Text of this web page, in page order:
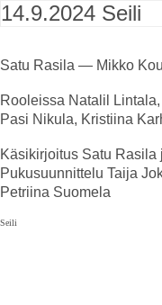
14.9.2024 Seili
Satu Rasila — Mikko
Rooleissa Natalil
Pasi Nikula, Kristiina
Käsikirjoitus Satu Rasila
Pukusuunnittelu Taija
Petriina Suomela
Seili